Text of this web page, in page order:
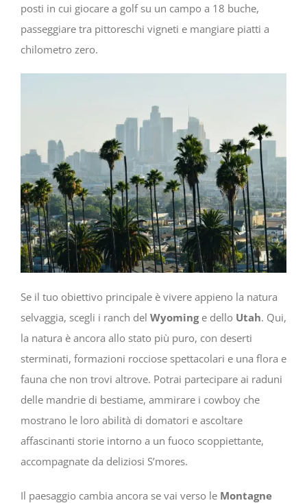
posti in cui giocare a golf su un campo a 18 buche,
passeggiare tra pittoreschi vigneti e mangiare piatti a
chilometro zero.
Se il tuo obiettivo principale è vivere appieno la natura
selvaggia, scegli i ranch del Wyoming e dello Utah. Qui,
la natura è ancora allo stato più puro, con deserti
sterminati, formazioni rocciose spettacolari e una flora e
fauna che non trovi altrove. Potrai partecipare ai raduni
delle mandrie di bestiame, ammirare i cowboy che
mostrano le loro abilità di domatori e ascoltare
affascinanti storie intorno a un fuoco scoppiettante,
accompagnate da deliziosi S’mores.
Il paesaggio cambia ancora se vai verso le Montagne